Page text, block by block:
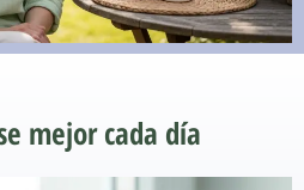
mejor cada día